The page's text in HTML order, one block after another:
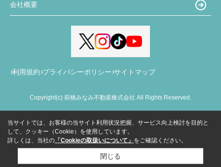
会社概要
利用規約 プライバシーポリシー サイトマップ
Copyright(c) 前橋みなみ不動産株式会社 All Rights Reserved.
当サイトでは、お客様の当サイト利用状況把握、サービス向上検討を目的と
して、クッキー（Cookie）を使用しています。
詳しくは、当社の 「Cookieの取扱いについて」 をご確認ください。
閉じる